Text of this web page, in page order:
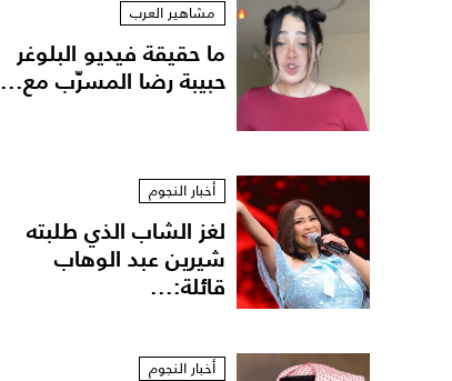
مشاهير العرب
ما حقيقة فيديو البلوغر
حبيبة رضا المسرّب مع...
أخبار النجوم
لغز الشاب الذي طلبته
شيرين عبد الوهاب
قائلة:...
أخبار النجوم